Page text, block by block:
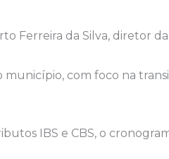
Ferreira da Silva, diretor
com foco na
IBS e CBS, o